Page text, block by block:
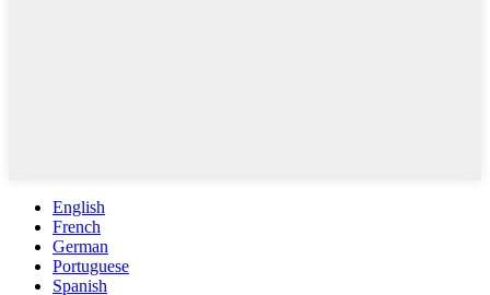
English
French
German
Portuguese
Spanish